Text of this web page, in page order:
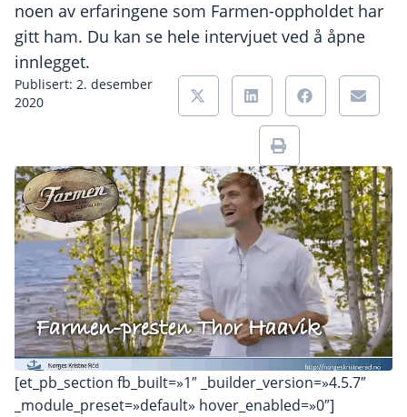
noen av erfaringene som Farmen-oppholdet har
gitt ham. Du kan se hele intervjuet ved å åpne
innlegget.
Publisert: 2. desember
2020
[et_pb_section fb_built=»1″ _builder_version=»4.5.7″
_module_preset=»default» hover_enabled=»0″]